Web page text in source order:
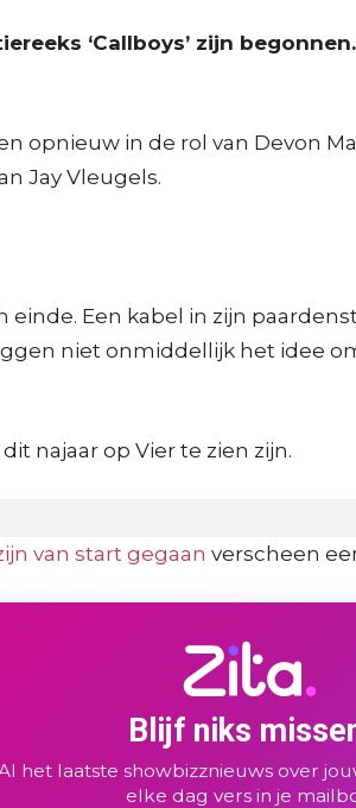
‘Callboys’ zijn
opnieuw in de rol van Devon
Jay Vleugels.
Een kabel in zijn
niet onmiddellijk het idee
najaar op Vier te zien zijn.
van start gegaan verscheen
Blijf niks
het laatste showbizznieuws over
elke dag vers in je